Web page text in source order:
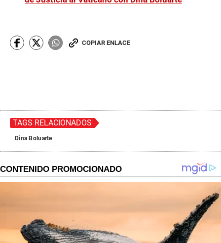
COPIAR ENLACE
TAGS RELACIONADOS
Dina Boluarte